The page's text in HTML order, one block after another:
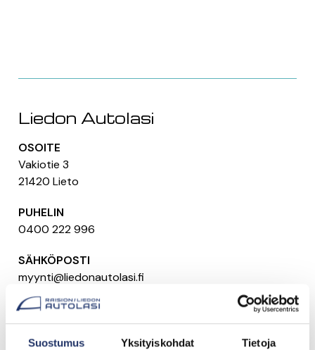
Suostumus Yksityiskohdat Tietoja
Liedon Autolasi
OSOITE
Vakiotie 3
21420 Lieto
PUHELIN
0400 222 996
SÄHKÖPOSTI
myynti@liedonautolasi.fi
AUKIOLOAJAT
Ma-Pe 8-17
La 10-14